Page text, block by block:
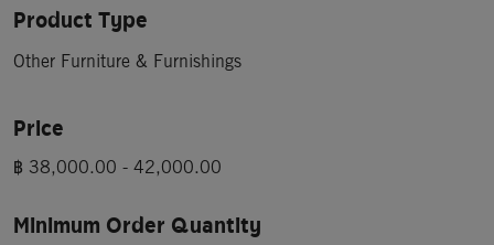
Product Type
Other Furniture & Furnishings
Price
฿ 38,000.00 - 42,000.00
Minimum Order Quantity